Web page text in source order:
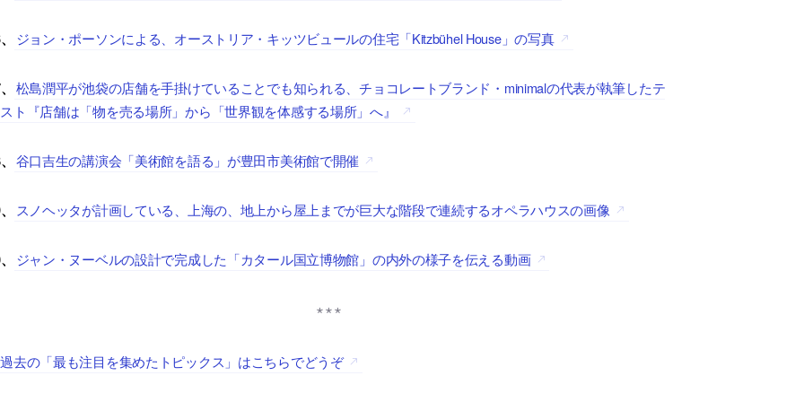
ジョン・ポーソンによる、オーストリア・キッツビュールの住宅「Kitzbühel House」の写真
松島潤平が池袋の店舗を手掛けていることでも知られる、チョコレートブランド・minimalの代表が執筆したテ
ト『店舗は「物を売る場所」から「世界観を体感する場所」へ』
谷口吉生の講演会「美術館を語る」が豊田市美術館で開催
スノヘッタが計画している、上海の、地上から屋上までが巨大な階段で連続するオペラハウスの画像
ジャン・ヌーベルの設計で完成した「カタール国立博物館」の内外の様子を伝える動画
過去の「最も注目を集めたトピックス」はこちらでどうぞ